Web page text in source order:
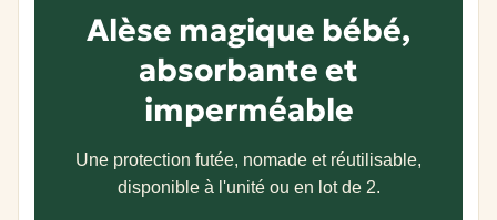
Alèse magique bébé,
absorbante et
imperméable
Une protection futée, nomade et réutilisable,
disponible à l'unité ou en lot de 2.